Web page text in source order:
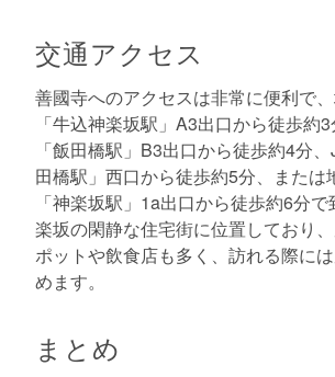
交通アクセス
善國寺へのアクセスは非常に便利で
「牛込神楽坂駅」A3出口から徒歩約
「飯田橋駅」B3出口から徒歩約4分
田橋駅」西口から徒歩約5分、または
「神楽坂駅」1a出口から徒歩約6分
楽坂の閑静な住宅街に位置しており
ポットや飲食店も多く、訪れる際に
めます。
まとめ